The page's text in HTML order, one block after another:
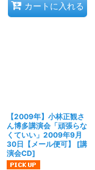
カートに入れる
【2009年】小林正観さ
ん博多講演会「頑張らな
くていい」2009年9月
30日【メール便可】
[講
演会CD]